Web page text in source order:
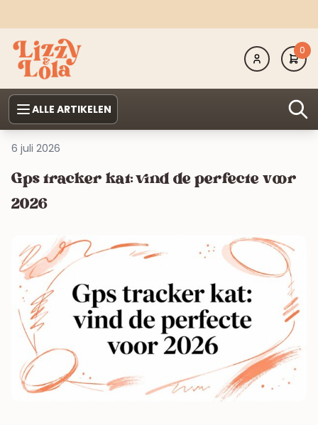
0
ALLE ARTIKELEN
6 juli 2026
Gps tracker kat: vind de perfecte voor
2026